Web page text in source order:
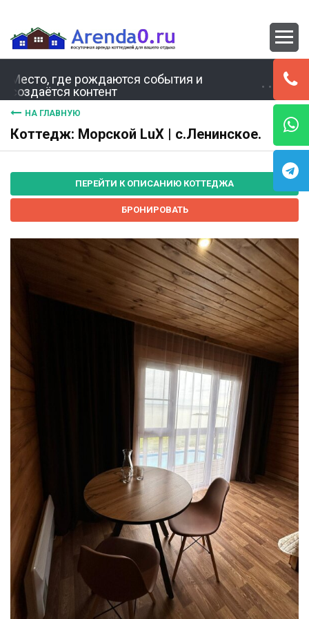
Место, где рождаются события и
создаётся контент
НА ГЛАВНУЮ
Коттедж: Морской LuX | с.Ленинское.
ПЕРЕЙТИ К ОПИСАНИЮ КОТТЕДЖА
БРОНИРОВАТЬ